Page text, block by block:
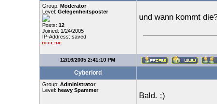
Group: Moderator
Level: Gelegenheitsposter
Posts: 12
Joined: 1/24/2005
IP-Address: saved
und wann kommt
12/16/2005 2:41:10 PM
Cyberlord
Group: Administrator
Level: heavy Spammer
Bald. ;)